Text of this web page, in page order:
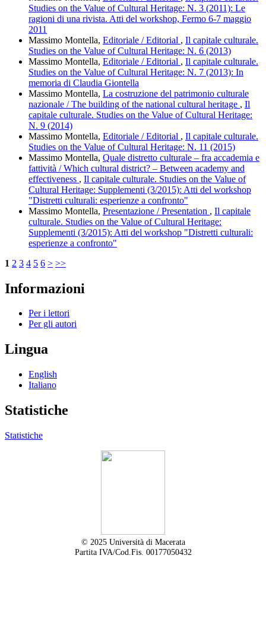
Studies on the Value of Cultural Heritage: N. 3 (2011): Le
ragioni di una rivista. Atti del workshop, Fermo 6-7 maggio
2011
Massimo Montella, Editoriale / Editorial , Il capitale culturale.
Studies on the Value of Cultural Heritage: N. 6 (2013)
Massimo Montella, Editoriale / Editorial , Il capitale culturale.
Studies on the Value of Cultural Heritage: N. 7 (2013): In
memoria di Claudia Giontella
Massimo Montella, La costruzione del patrimonio culturale
nazionale / The building of the national cultural heritage , Il
capitale culturale. Studies on the Value of Cultural Heritage:
N. 9 (2014)
Massimo Montella, Editoriale / Editorial , Il capitale culturale.
Studies on the Value of Cultural Heritage: N. 11 (2015)
Massimo Montella, Quale distretto culturale – fra accademia e
fattività / Which cultural district? – Between academy and
effectiveness , Il capitale culturale. Studies on the Value of
Cultural Heritage: Supplementi (3/2015): Atti del workshop
"Distretti culturali: esperienze a confronto"
Massimo Montella, Presentazione / Presentation , Il capitale
culturale. Studies on the Value of Cultural Heritage:
Supplementi (3/2015): Atti del workshop "Distretti culturali:
esperienze a confronto"
1 2 3 4 5 6 > >>
Informazioni
Per i lettori
Per gli autori
Lingua
English
Italiano
Statistiche
Statistiche
© 2025 Università di Macerata
Partita IVA/Cod.Fis. 00177050432